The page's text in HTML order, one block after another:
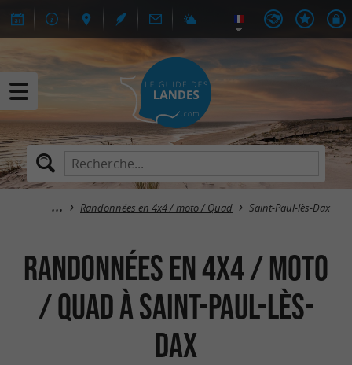
Randonnées en 4x4 / moto / Quad Saint-Paul-lès-Dax
Randonnées en 4x4 / moto
/ Quad à Saint-Paul-lès-
Dax